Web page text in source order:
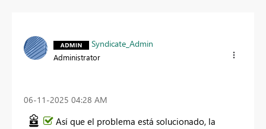
Syndicate_Admin
Administrator
‎06-11-2025 04:28 AM
Así que el problema está solucionado, la